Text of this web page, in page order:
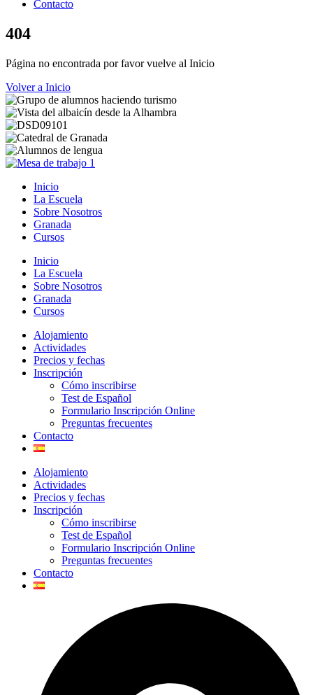
Contacto
404
Página no encontrada por favor vuelve al Inicio
Volver a Inicio
Inicio
La Escuela
Sobre Nosotros
Granada
Cursos
Inicio
La Escuela
Sobre Nosotros
Granada
Cursos
Alojamiento
Actividades
Precios y fechas
Inscripción
Cómo inscribirse
Test de Español
Formulario Inscripción Online
Preguntas frecuentes
Contacto
Alojamiento
Actividades
Precios y fechas
Inscripción
Cómo inscribirse
Test de Español
Formulario Inscripción Online
Preguntas frecuentes
Contacto